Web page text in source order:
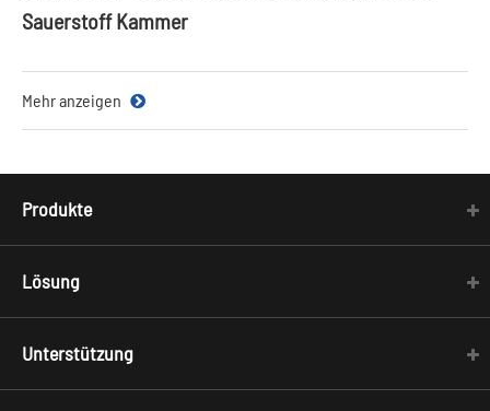
Sauerstoff Kammer
Mehr anzeigen
Produkte
Lösung
Unterstützung